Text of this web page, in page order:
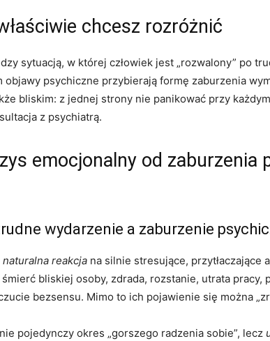
chcesz rozróżnić
sytuacją, w której człowiek jest „rozwalony” po
objawy psychiczne przybierają formę zaburzenia
bliskim: z jednej strony nie panikować przy
z psychiatrą.
emocjonalny od
wydarzenie a zaburzenie
naturalna reakcja na silnie stresujące, przytłaczające
bliskiej osoby, zdrada, rozstanie, utrata
bezsensu. Mimo to ich pojawienie się można
pojedynczy okres „gorszego radzenia sobie”, lecz